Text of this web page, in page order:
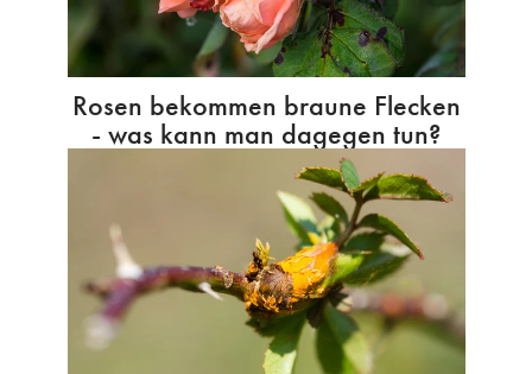
Rosen bekommen braune Flecken
- was kann man dagegen tun?